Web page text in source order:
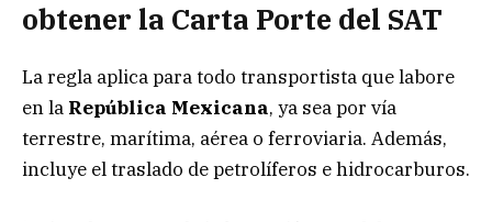
obtener la Carta Porte del SAT
La regla aplica para todo transportista que labore
en la República Mexicana, ya sea por vía
terrestre, marítima, aérea o ferroviaria. Además,
incluye el traslado de petrolíferos e hidrocarburos.